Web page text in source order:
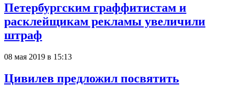
Петербургским граффитистам и
расклейщикам рекламы увеличили
штраф
08 мая 2019 в 15:13
Цивилев предложил посвятить